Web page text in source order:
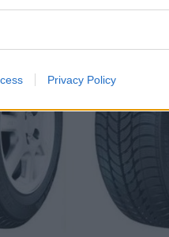
Privacy Policy